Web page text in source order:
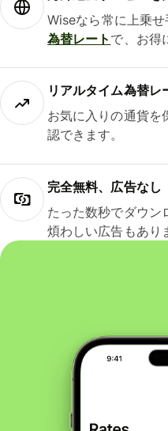
Wiseなら常に上乗
為替レート で、お得
リアルタイム為替レ
お気に入りの通貨を
認できます。
完全無料、広告なし
たった数秒でダウン
煩わしい広告もあり